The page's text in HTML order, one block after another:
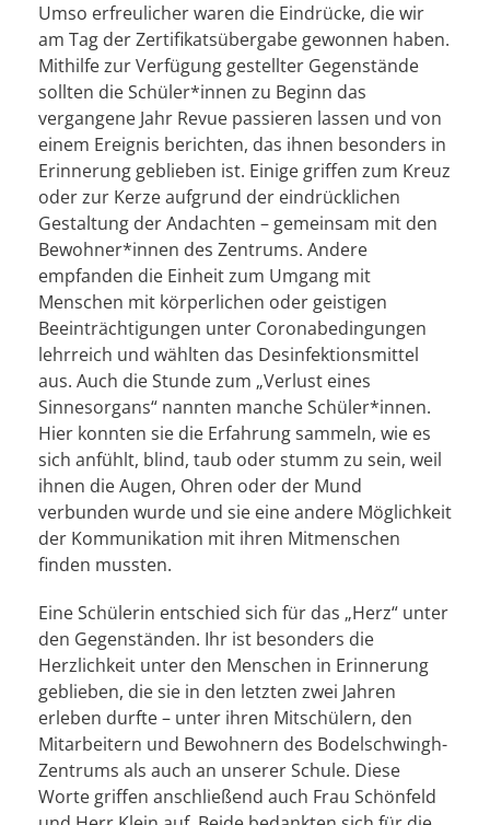
Umso erfreulicher waren die Eindrücke, die wir
am Tag der Zertifikatsübergabe gewonnen haben.
Mithilfe zur Verfügung gestellter Gegenstände
sollten die Schüler*innen zu Beginn das
vergangene Jahr Revue passieren lassen und von
einem Ereignis berichten, das ihnen besonders in
Erinnerung geblieben ist. Einige griffen zum Kreuz
oder zur Kerze aufgrund der eindrücklichen
Gestaltung der Andachten – gemeinsam mit den
Bewohner*innen des Zentrums. Andere
empfanden die Einheit zum Umgang mit
Menschen mit körperlichen oder geistigen
Beeinträchtigungen unter Coronabedingungen
lehrreich und wählten das Desinfektionsmittel
aus. Auch die Stunde zum „Verlust eines
Sinnesorgans“ nannten manche Schüler*innen.
Hier konnten sie die Erfahrung sammeln, wie es
sich anfühlt, blind, taub oder stumm zu sein, weil
ihnen die Augen, Ohren oder der Mund
verbunden wurde und sie eine andere Möglichkeit
der Kommunikation mit ihren Mitmenschen
finden mussten.
Eine Schülerin entschied sich für das „Herz“ unter
den Gegenständen. Ihr ist besonders die
Herzlichkeit unter den Menschen in Erinnerung
geblieben, die sie in den letzten zwei Jahren
erleben durfte – unter ihren Mitschülern, den
Mitarbeitern und Bewohnern des Bodelschwingh-
Zentrums als auch an unserer Schule. Diese
Worte griffen anschließend auch Frau Schönfeld